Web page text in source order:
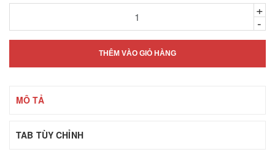
+
-
THÊM VÀO GIỎ HÀNG
MÔ TẢ
TAB TÙY CHỈNH